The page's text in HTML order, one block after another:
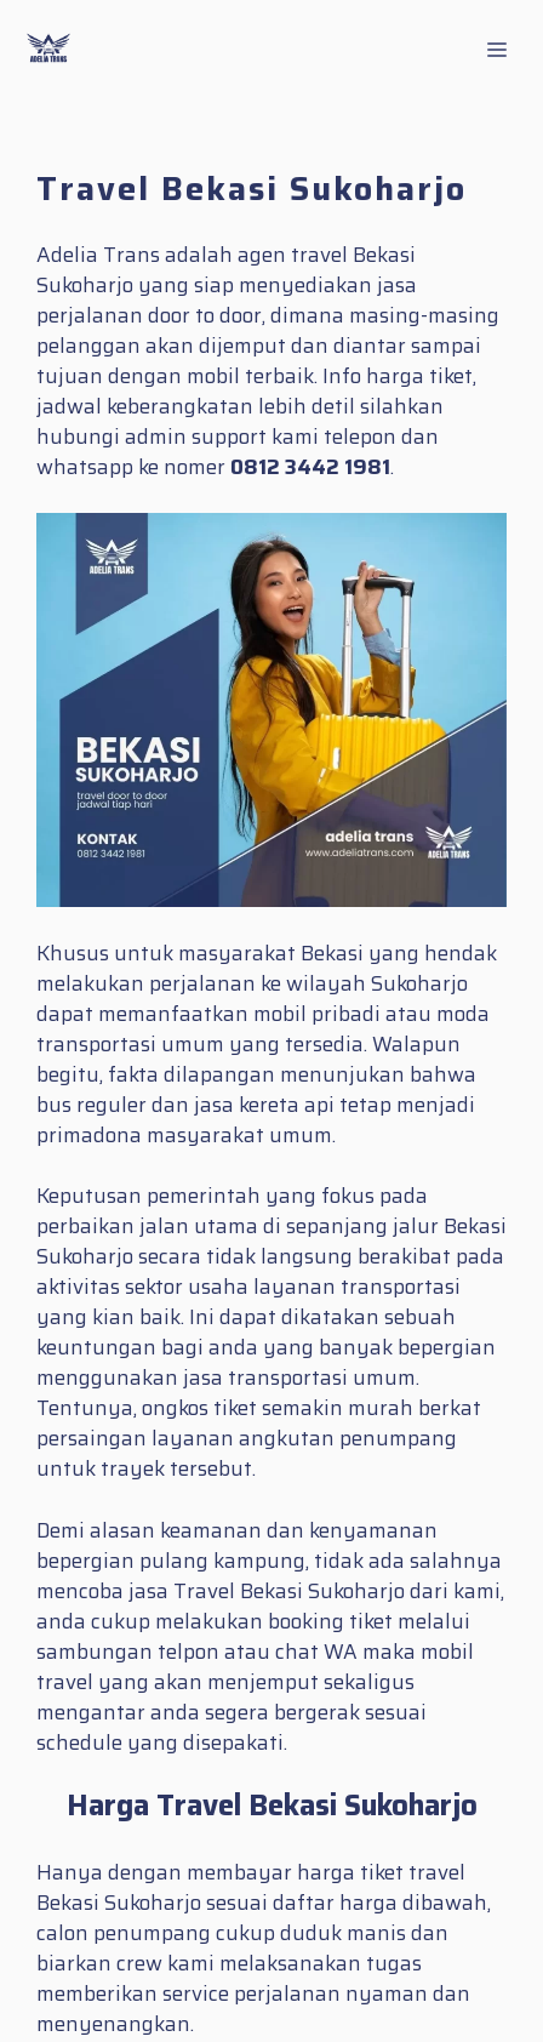
content
Travel Bekasi Sukoharjo
Adelia Trans adalah agen travel Bekasi
Sukoharjo yang siap menyediakan jasa
perjalanan door to door, dimana masing-masing
pelanggan akan dijemput dan diantar sampai
tujuan dengan mobil terbaik. Info harga tiket,
jadwal keberangkatan lebih detil silahkan
hubungi admin support kami telepon dan
whatsapp ke nomer0812 3442 1981.
Khusus untuk masyarakat Bekasi yang hendak
melakukan perjalanan ke wilayah Sukoharjo
dapat memanfaatkan mobil pribadi atau moda
transportasi umum yang tersedia. Walapun
begitu, fakta dilapangan menunjukan bahwa
bus reguler dan jasa kereta api tetap menjadi
primadona masyarakat umum.
Keputusan pemerintah yang fokus pada
perbaikan jalan utama di sepanjang jalur Bekasi
Sukoharjo secara tidak langsung berakibat pada
aktivitas sektor usaha layanan transportasi
yang kian baik. Ini dapat dikatakan sebuah
keuntungan bagi anda yang banyak bepergian
menggunakan jasa transportasi umum.
Tentunya, ongkos tiket semakin murah berkat
persaingan layanan angkutan penumpang
untuk trayek tersebut.
Demi alasan keamanan dan kenyamanan
bepergian pulang kampung, tidak ada salahnya
mencoba jasa Travel Bekasi Sukoharjo dari kami,
anda cukup melakukan booking tiket melalui
sambungan telpon atau chat WA maka mobil
travel yang akan menjemput sekaligus
mengantar anda segera bergerak sesuai
schedule yang disepakati.
Harga Travel Bekasi Sukoharjo
Hanya dengan membayar harga tiket travel
Bekasi Sukoharjo sesuai daftar harga dibawah,
calon penumpang cukup duduk manis dan
biarkan crew kami melaksanakan tugas
memberikan service perjalanan nyaman dan
menyenangkan.